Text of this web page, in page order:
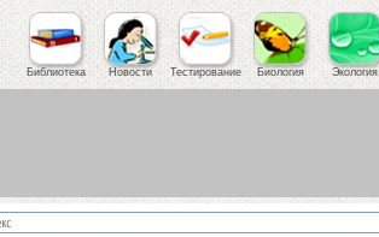
Библиотека Новости Тестирование Биология Экология